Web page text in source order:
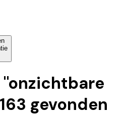
onzichtbare
163 gevonden